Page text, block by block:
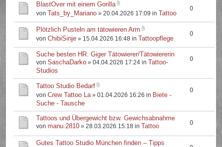
BlastOver mit einem Gorilla
von Tats_by_Mariano » 20.04.2026 17:09 in Tattoo
0
Plötzlich Pusteln am tätowieren Arm
vonChibiSinje » 15.04.2026 16:48 in Tattoopflege
0
Suche besten HR. Giger Tätowierer/Tätowiererin
vonSaschaDarko » 04.04.2026 17:24 in Tattoo-
Studios
0
Tattoo Studio Bedarf
vonCrew Tattoo La» 01.04.2026 16:26 in Biete -
Suche - Tausche
0
Tattoos und Übergewicht bzw. Gewichsabnahme
vonmanu.2810 » 28.03.2026 15:18 in Tattoo 0
Gutes Tattoo Studio München finden – Tipps